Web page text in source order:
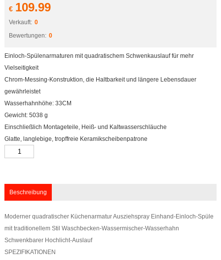
€ 109.99
Verkauft: 0
Bewertungen: 0
Einloch-Spülenarmaturen mit quadratischem Schwenkauslauf für mehr
Vielseitigkeit
Chrom-Messing-Konstruktion, die Haltbarkeit und längere Lebensdauer
gewährleistet
Wasserhahnhöhe: 33CM
Gewicht: 5038 g
Einschließlich Montageteile, Heiß- und Kaltwasserschläuche
Glatte, langlebige, tropffreie Keramikscheibenpatrone
Beschreibung
Moderner quadratischer Küchenarmatur Ausziehspray Einhand-Einloch-Spüle
mit traditionellem Stil Waschbecken-Wassermischer-Wasserhahn
Schwenkbarer Hochlicht-Auslauf
SPEZIFIKATIONEN